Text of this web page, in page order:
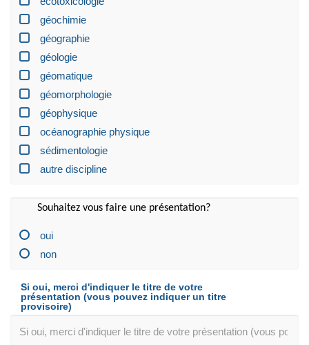
géochimie
géographie
géologie
géomatique
géomorphologie
géophysique
océanographie physique
sédimentologie
autre discipline
Souhaitez vous faire une présentation?
oui
non
Si oui, merci d'indiquer le titre de votre
présentation (vous pouvez indiquer un titre
provisoire)